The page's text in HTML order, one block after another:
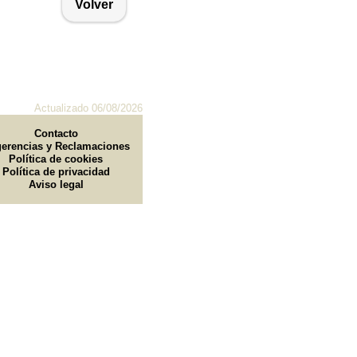
Volver
Actualizado 06/08/2026
Contacto
y Reclamaciones
Política de cookies
Política de privacidad
Aviso legal